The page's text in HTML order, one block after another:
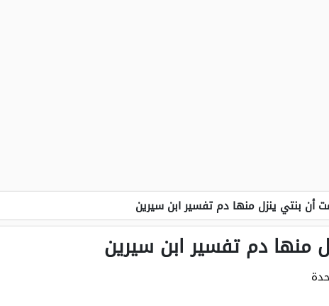
أن بنتي ينزل منها دم تفسير ابن سيرين
منها دم تفسير ابن سيرين